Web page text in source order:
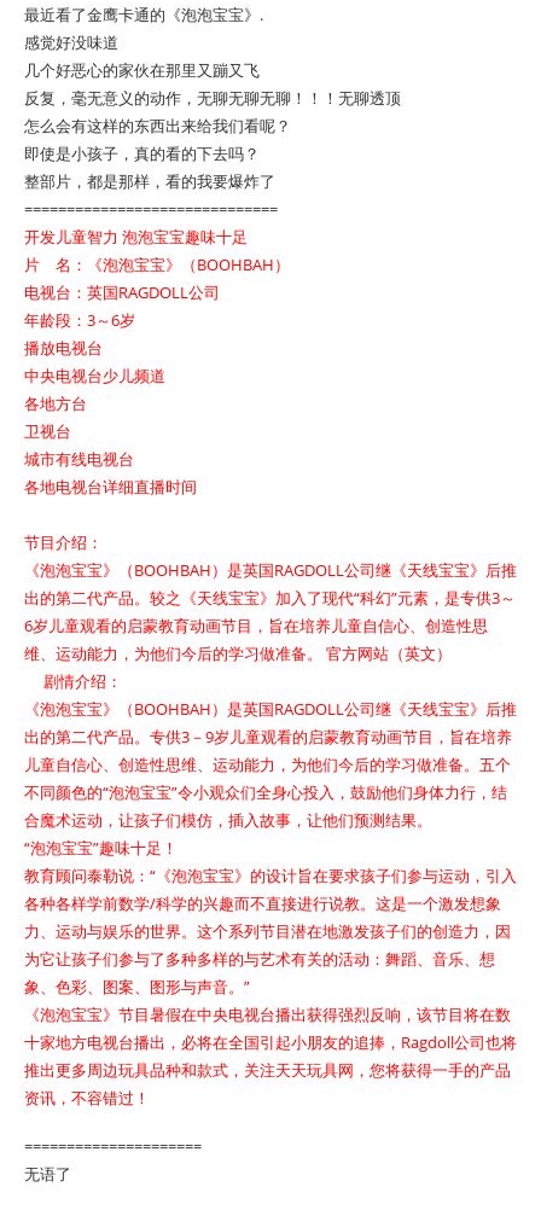
最近看了金鹰卡通的《泡泡宝宝》.
感觉好没味道
几个好恶心的家伙在那里又蹦又飞
反复，毫无意义的动作，无聊无聊无聊！！！无聊透顶
怎么会有这样的东西出来给我们看呢？
即使是小孩子，真的看的下去吗？
整部片，都是那样，看的我要爆炸了
==============================
开发儿童智力 泡泡宝宝趣味十足
片 名：《泡泡宝宝》（BOOHBAH）
电视台：英国RAGDOLL公司
年龄段：3～6岁
播放电视台
中央电视台少儿频道
各地方台
卫视台
城市有线电视台
各地电视台详细直播时间
节目介绍：
《泡泡宝宝》（BOOHBAH）是英国RAGDOLL公司继《天线宝宝》后推
出的第二代产品。较之《天线宝宝》加入了现代“科幻”元素，是专供3～
6岁儿童观看的启蒙教育动画节目，旨在培养儿童自信心、创造性思
维、运动能力，为他们今后的学习做准备。 官方网站（英文）
剧情介绍：
《泡泡宝宝》（BOOHBAH）是英国RAGDOLL公司继《天线宝宝》后推
出的第二代产品。专供3－9岁儿童观看的启蒙教育动画节目，旨在培养
儿童自信心、创造性思维、运动能力，为他们今后的学习做准备。五个
不同颜色的“泡泡宝宝”令小观众们全身心投入，鼓励他们身体力行，结
合魔术运动，让孩子们模仿，插入故事，让他们预测结果。
“泡泡宝宝”趣味十足！
教育顾问泰勒说：“《泡泡宝宝》的设计旨在要求孩子们参与运动，引入
各种各样学前数学/科学的兴趣而不直接进行说教。这是一个激发想象
力、运动与娱乐的世界。这个系列节目潜在地激发孩子们的创造力，因
为它让孩子们参与了多种多样的与艺术有关的活动：舞蹈、音乐、想
象、色彩、图案、图形与声音。”
《泡泡宝宝》节目暑假在中央电视台播出获得强烈反响，该节目将在数
十家地方电视台播出，必将在全国引起小朋友的追捧，Ragdoll公司也将
推出更多周边玩具品种和款式，关注天天玩具网，您将获得一手的产品
资讯，不容错过！
=====================
无语了